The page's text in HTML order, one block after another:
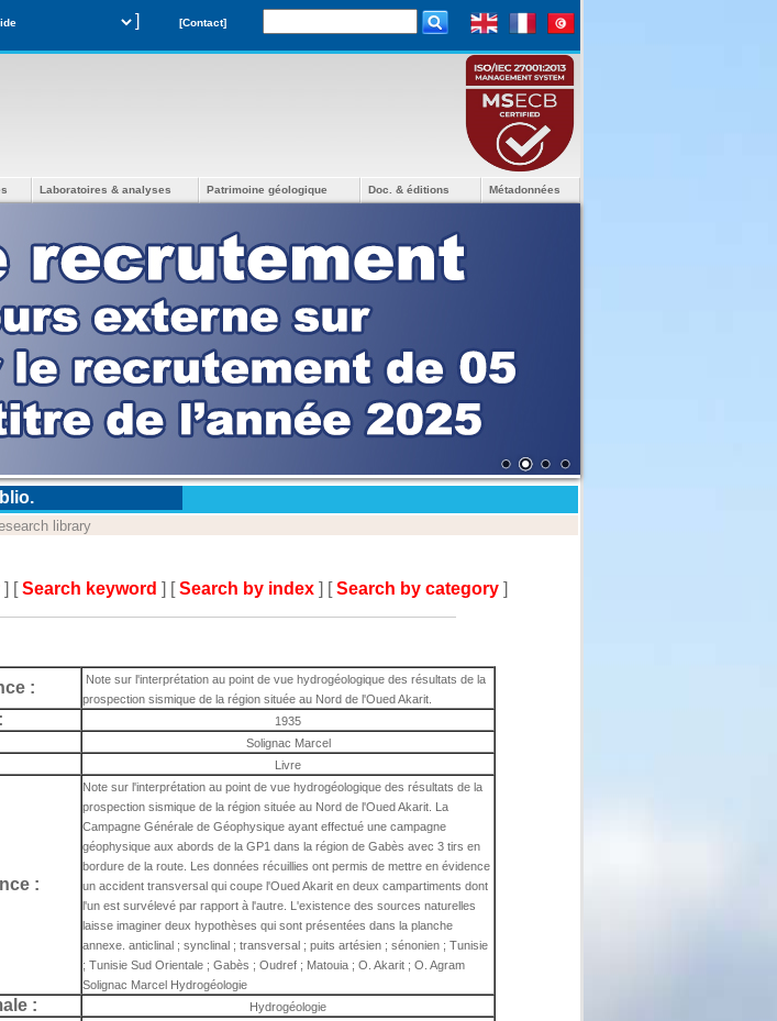
] [Contact]
Laboratoires & analyses Patrimoine géologique Doc. & éditions Métadonnées
library
] [Search keyword ] [Search by index ] [Search by category ]
:
Note sur l'interprétation au point de vue hydrogéologique des résultats de la
prospection sismique de la région située au Nord de l'Oued Akarit.
1935
Solignac Marcel
Livre
:
Note sur l'interprétation au point de vue hydrogéologique des résultats de la
prospection sismique de la région située au Nord de l'Oued Akarit. La
Campagne Générale de Géophysique ayant effectué une campagne
géophysique aux abords de la GP1 dans la région de Gabès avec 3 tirs en
bordure de la route. Les données récuillies ont permis de mettre en évidence
un accident transversal qui coupe l'Oued Akarit en deux campartiments dont
l'un est survélevé par rapport à l'autre. L'existence des sources naturelles
laisse imaginer deux hypothèses qui sont présentées dans la planche
annexe. anticlinal ; synclinal ; transversal ; puits artésien ; sénonien ; Tunisie
; Tunisie Sud Orientale ; Gabès ; Oudref ; Matouia ; O. Akarit ; O. Agram
Solignac Marcel Hydrogéologie
: Hydrogéologie